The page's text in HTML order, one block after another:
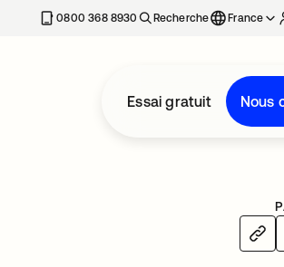
0800 368 8930 Recherche France
Essai gratuit Nous